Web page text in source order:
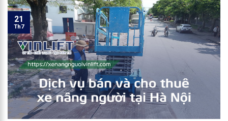
21
Th7